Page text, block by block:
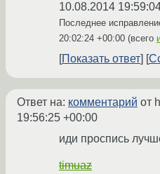
10.08.2014
Последнее
20:02:24 +00:00 (всего
Показать ответ
Ответ на: комментарий от
19:56:25 +00:00
иди проспись
timuaz